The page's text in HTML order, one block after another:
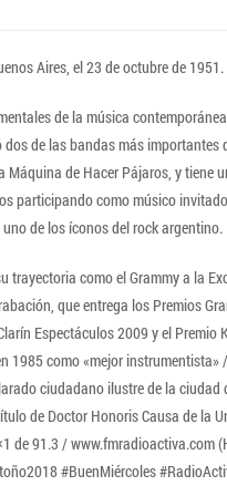
Aires, el 23 de octubre de 1951.
de la música
de las bandas más importantes
Máquina de Hacer Pájaros, y tiene
participando como músico
de los íconos del rock argentino.
trayectoria como el Grammy a la
que entrega los Premios
Espectáculos 2009 y el Premio
1985 como «mejor instrumentista»
ciudadano ilustre de la ciudad
de Doctor Honoris Causa de la
de 91.3 / www.fmradioactiva.com
#BuenMiércoles